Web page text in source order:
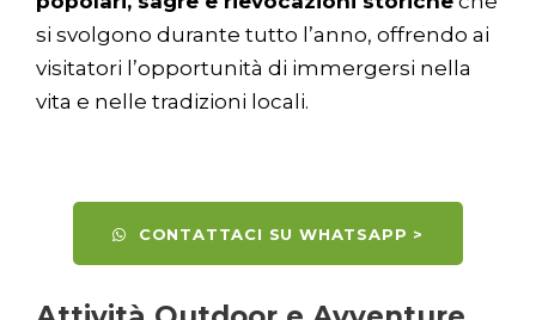
si svolgono durante tutto l’anno, offrendo ai
visitatori l’opportunità di immergersi nella
vita e nelle tradizioni locali.
CONTATTACI SU WHATSAPP >